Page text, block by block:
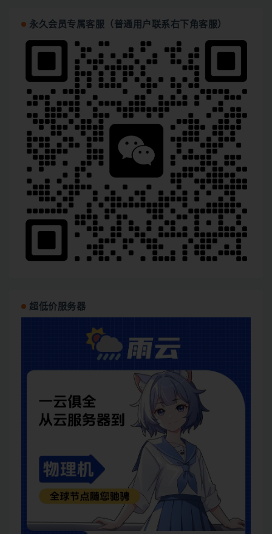
永久会员专属客服（普通用户联系右下角客服）
超低价服务器